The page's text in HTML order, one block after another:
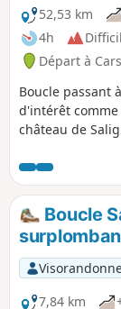
52,53 km
4h
Départ à
Boucle passant
d'intérêt comme
château de
Paluel. Début
puisqu'il
puis en partie le
jusqu'à Saint-
Boucle
7,84 km